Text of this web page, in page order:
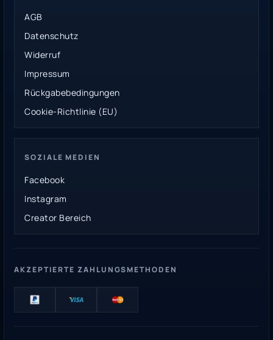
AGB
Datenschutz
Widerruf
Impressum
Rückgabebedingungen
Cookie-Richtlinie (EU)
SOZIALE MEDIEN
Facebook
Instagram
Creator Bereich
AKZEPTIERTE ZAHLUNGSMETHODEN